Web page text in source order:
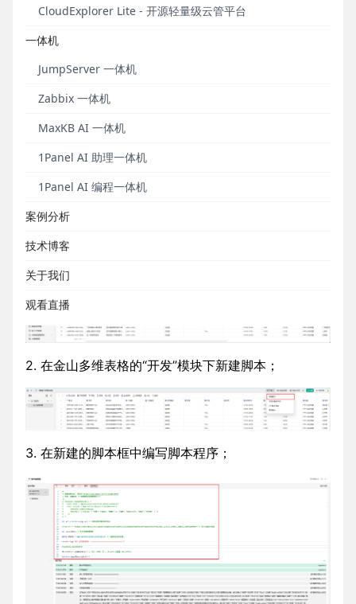
CloudExplorer Lite - 开源轻量级云管平台
一体机
JumpServer 一体机
Zabbix 一体机
MaxKB AI 一体机
1Panel AI 助理一体机
1Panel AI 编程一体机
案例分析
技术博客
关于我们
观看直播
本文将为您详细介绍通过DataEase开源数据可视化分
析工具对接金山多维表格的具体步骤。
操作步骤
一、配置金山多维表格
1. 创建金山多维表格，录入测试数据；
2. 在金山多维表格的“开发”模块下新建脚本；
3. 在新建的脚本框中编写脚本程序；